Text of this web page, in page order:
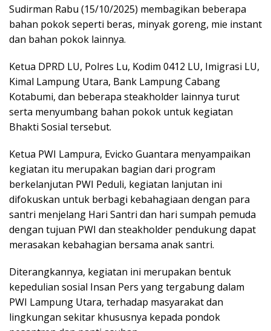
Sudirman Rabu (15/10/2025) membagikan beberapa
bahan pokok seperti beras, minyak goreng, mie instant
dan bahan pokok lainnya.
Ketua DPRD LU, Polres Lu, Kodim 0412 LU, Imigrasi LU,
Kimal Lampung Utara, Bank Lampung Cabang
Kotabumi, dan beberapa steakholder lainnya turut
serta menyumbang bahan pokok untuk kegiatan
Bhakti Sosial tersebut.
Ketua PWI Lampura, Evicko Guantara menyampaikan
kegiatan itu merupakan bagian dari program
berkelanjutan PWI Peduli, kegiatan lanjutan ini
difokuskan untuk berbagi kebahagiaan dengan para
santri menjelang Hari Santri dan hari sumpah pemuda
dengan tujuan PWI dan steakholder pendukung dapat
merasakan kebahagian bersama anak santri.
Diterangkannya, kegiatan ini merupakan bentuk
kepedulian sosial Insan Pers yang tergabung dalam
PWI Lampung Utara, terhadap masyarakat dan
lingkungan sekitar khususnya kepada pondok